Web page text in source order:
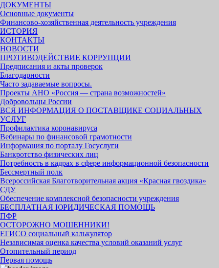
ДОКУМЕНТЫ
Основные документы
Финансово-хозяйственная деятельность учреждения
ИСТОРИЯ
КОНТАКТЫ
НОВОСТИ
ПРОТИВОДЕЙСТВИЕ КОРРУПЦИИ
Предписания и акты проверок
Благодарности
Часто задаваемые вопросы.
Проекты АНО «Россия — страна возможностей»
Добровольцы России
ВСЯ ИНФОРМАЦИЯ О ПОСТАВЩИКЕ СОЦИАЛЬНЫХ
УСЛУГ
Профилактика коронавируса
Вебинары по финансовой грамотности
Информация по порталу Госуслуги
Банкротство физических лиц
Потребность в кадрах в сфере информационной безопасности
Бессмертный полк
Всероссийская Благотворительная акция «Красная гвоздика»
СДУ
Обеспечение комплексной безопасности учреждения
БЕСПЛАТНАЯ ЮРИДИЧЕСКАЯ ПОМОЩЬ
ПФР
ОСТОРОЖНО МОШЕННИКИ!
ЕГИСО социальный калькулятор
Независимая оценка качества условий оказаний услуг
Отопительный период
Первая помощь